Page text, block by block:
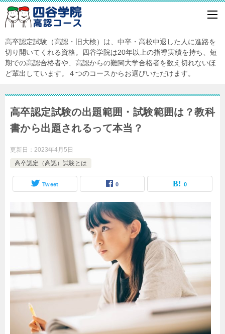
高卒認定試験（高認・旧大検）は、中卒・高校中退した人に進路を
切り開いてくれる資格。四谷学院は20年以上の指導実績を持ち、短
期での高認合格者や、高認からの難関大学合格者を数え切れないほ
ど輩出しています。４つのコースからお選びいただけます。
高卒認定試験の出題範囲・試験範囲は？教科
書から出題されるって本当？
更新日： 2023年4月5日
高卒認定（高認）試験とは
Tweet 0 0